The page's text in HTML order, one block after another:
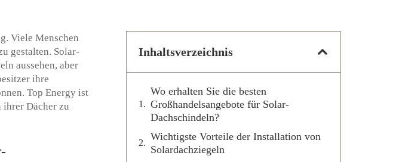
Viele Menschen
gestalten. Solar-
aussehen, aber
ihre
Top Energy ist
ihrer Dächer zu
Inhaltsverzeichnis
Wo erhalten Sie die besten
Großhandelsangebote für Solar-
Dachschindeln?
Wichtigste Vorteile der Installation von
Solardachziegeln